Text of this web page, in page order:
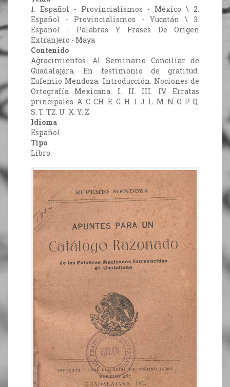
1. Español - Provincialismos - México \ 2.
Español - Provincialismos - Yucatán \ 3.
Español - Palabras Y Frases De Origen
Extranjero - Maya
Contenido
Agracimientos. Al Seminario Conciliar de
Guadalajara, En testimonio de gratitud.
Eufemio Mendoza. Introducción. Nociones de
Ortografía Mexicana. I. II. III. IV. Erratas
principales. A. C. CH. E. G. H. I. J. L. M. N. O. P. Q.
S. T. TZ. U. X. Y. Z.
Idioma
Español
Tipo
Libro